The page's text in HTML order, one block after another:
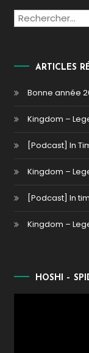
ARTICLES
Bonne année
Kingdom –
[Podcast] In
Kingdom –
[Podcast] In
Kingdom –
HOSHI –